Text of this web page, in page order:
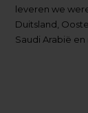
leveren we
Duitsland,
Saudi Arabië en